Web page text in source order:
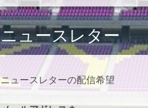
ニュースレター
ニュースレターの配信希望